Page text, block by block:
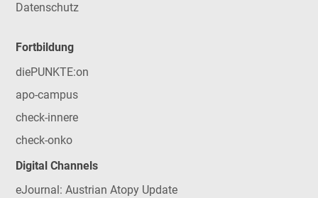
Datenschutz
Fortbildung
diePUNKTE:on
apo-campus
check-innere
check-onko
Digital Channels
eJournal: Austrian Atopy Update